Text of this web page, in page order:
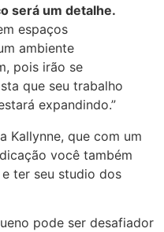
será um detalhe.
espaços
ambiente
pois irão se
que seu trabalho
expandindo.”
Kallynne, que com um
você também
ter seu studio dos
pode ser desafiador